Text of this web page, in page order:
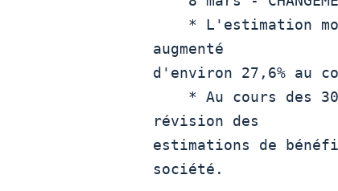
augmenté
d'environ 27,6% au
révision des
estimations de
société.